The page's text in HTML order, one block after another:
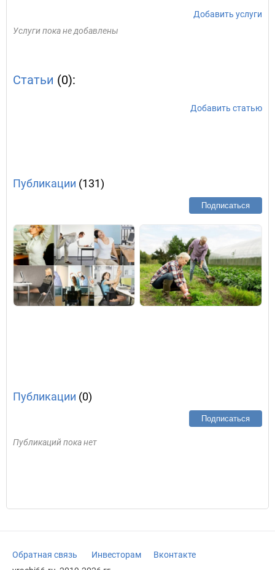
Добавить услуги
Услуги пока не добавлены
Статьи (0):
Добавить статью
Публикации (131)
Подписаться
Публикации (0)
Подписаться
Публикаций пока нет
Обратная связь Инвесторам
Вконтакте